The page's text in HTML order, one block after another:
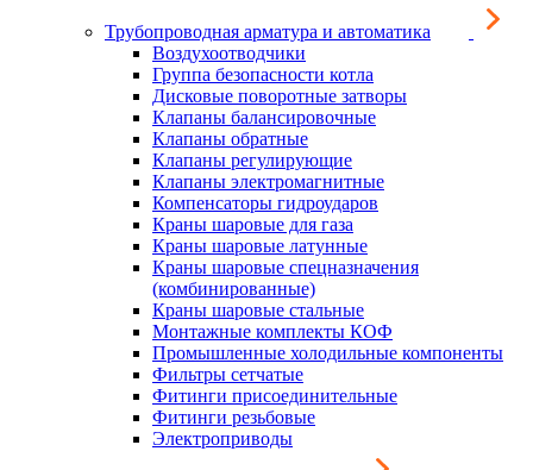
Трубопроводная арматура и автоматика
Воздухоотводчики
Группа безопасности котла
Дисковые поворотные затворы
Клапаны балансировочные
Клапаны обратные
Клапаны регулирующие
Клапаны электромагнитные
Компенсаторы гидроударов
Краны шаровые для газа
Краны шаровые латунные
Краны шаровые спецназначения
(комбинированные)
Краны шаровые стальные
Монтажные комплекты КОФ
Промышленные холодильные компоненты
Фильтры сетчатые
Фитинги присоединительные
Фитинги резьбовые
Электроприводы